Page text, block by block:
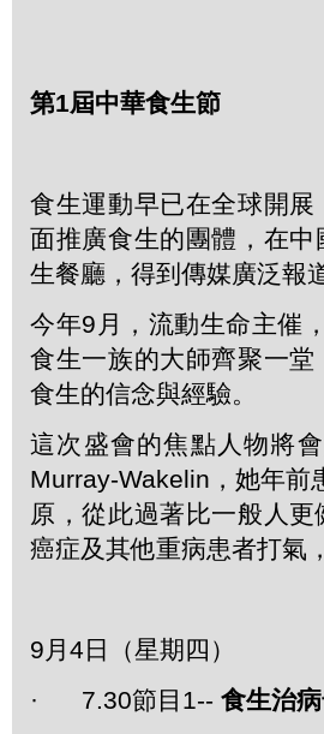
第1屆中華食生節
食生運動早已在全球開
面推廣食生的團體，在
生餐廳，得到傳媒廣泛報
今年9月，流動生命主催
食生一族的大師齊聚一
食生的信念與經驗。
這次盛會的焦點人物將
Murray-Wakelin，她年前
原，從此過著比一般人
癌症及其他重病患者打氣
9月4日（星期四）
· 7.30節目1-- 食生治